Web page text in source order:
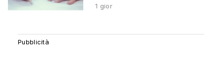
1 gior